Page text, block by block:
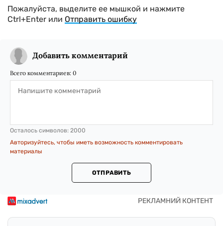
Пожалуйста, выделите ее мышкой и нажмите
Ctrl+Enter или Отправить ошибку
Добавить комментарий
Всего комментариев: 0
Осталось символов: 2000
Авторизуйтесь, чтобы иметь возможность комментировать
материалы
ОТПРАВИТЬ